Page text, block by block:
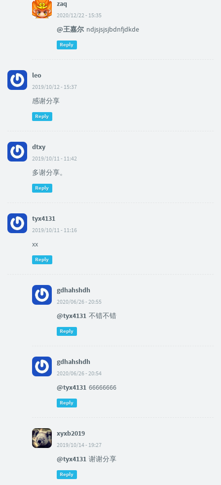
zaq
2020/12/22 - 15:35
@王嘉尔 ndjsjsjsjbdnfjdkde
Reply
leo
2019/10/12 - 15:37
感谢分享
Reply
dtxy
2019/10/11 - 11:42
多谢分享。
Reply
tyx4131
2019/10/11 - 11:16
xx
Reply
gdhahshdh
2020/06/26 - 20:55
@tyx4131 不错不错
Reply
gdhahshdh
2020/06/26 - 20:54
@tyx4131 66666666
Reply
xyxb2019
2019/10/14 - 19:27
@tyx4131 谢谢分享
Reply